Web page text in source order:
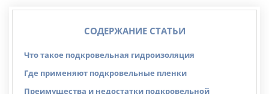
СОДЕРЖАНИЕ СТАТЬИ
Что такое подкровельная гидроизоляция
Где применяют подкровельные пленки
Преимущества и недостатки подкровельной